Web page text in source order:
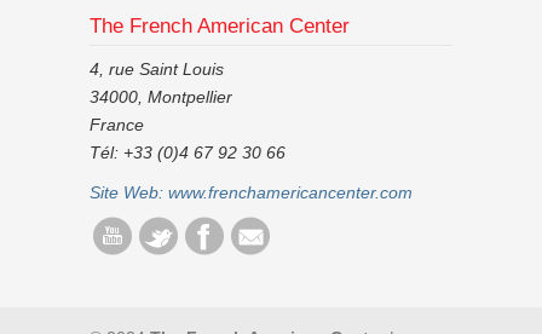
The French American Center
4, rue Saint Louis
34000, Montpellier
France
Tél: +33 (0)4 67 92 30 66
Site Web: www.frenchamericancenter.com